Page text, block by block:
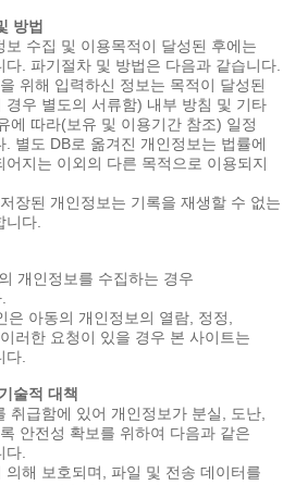
방법
수집 및 이용목적이 달성된 후에는
. 파기절차 및 방법은 다음과 같습니다.
위해 입력하신 정보는 목적이 달성된
우 별도의 서류함) 내부 방침 및 기타
에 따라(보유 및 이용기간 참조) 일정
별도 DB로 옮겨진 개인정보는 법률에
지는 이외의 다른 목적으로 이용되지
장된 개인정보는 기록을 재생할 수 없는
니다.
개인정보를 수집하는 경우
은 아동의 개인정보의 열람, 정정,
러한 요청이 있을 경우 본 사이트는
다.
술적 대책
취급함에 있어 개인정보가 분실, 도난,
안전성 확보를 위하여 다음과 같은
다.
해 보호되며, 파일 및 전송 데이터를